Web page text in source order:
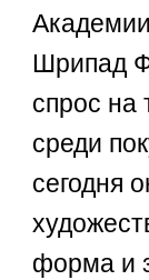
Шрипад
спрос на
среди
сегодня
форма и